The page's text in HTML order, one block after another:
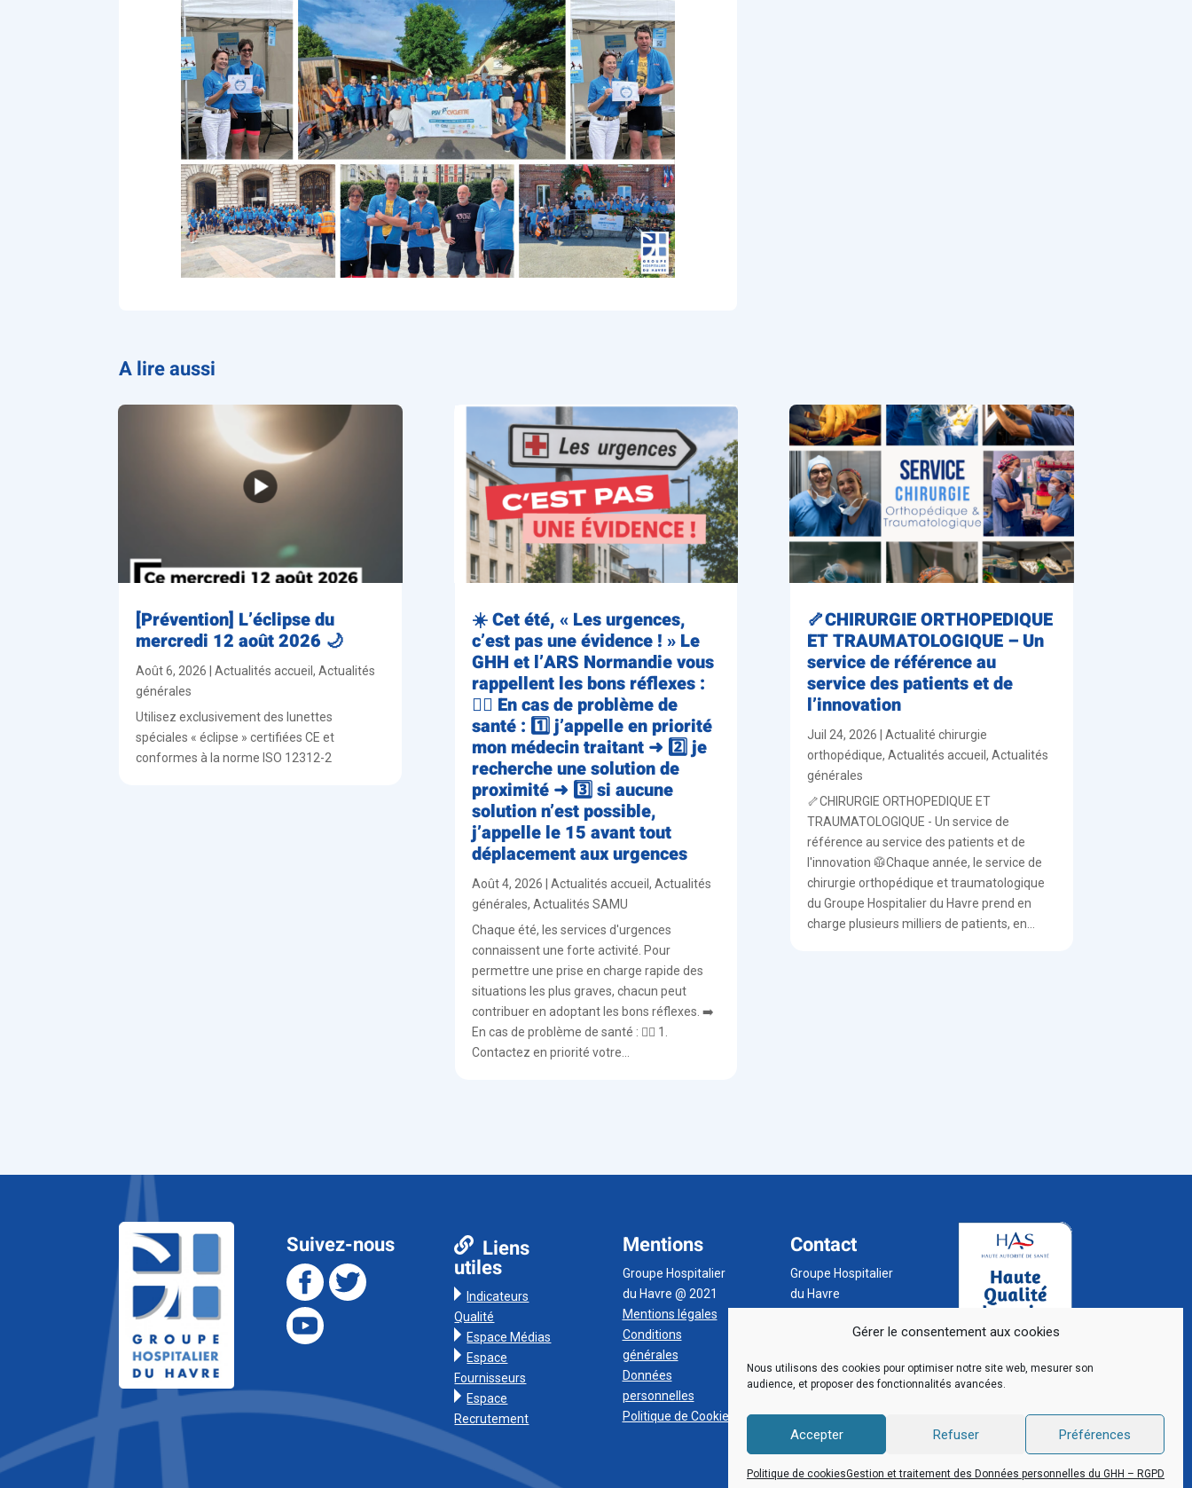
Gérer le consentement aux cookies
Nous utilisons des cookies pour optimiser notre site web, mesurer son
audience, et proposer des fonctionnalités avancées.
Accepter Refuser Préférences
Politique de cookiesGestion et traitement des Données personnelles du GHH – RGPD
A lire aussi
[Prévention] L’éclipse du
mercredi 12 août 2026 🌙
Août 6, 2026 |Actualités accueil,Actualités
générales
Utilisez exclusivement des lunettes
spéciales « éclipse » certifiées CE et
conformes à la norme ISO 12312-2
☀️ Cet été, « Les urgences,
c’est pas une évidence ! » Le
GHH et l’ARS Normandie vous
rappellent les bons réflexes :
👨‍⚕️ En cas de problème de
santé : 1️⃣ j’appelle en priorité
mon médecin traitant ➜ 2️⃣ je
recherche une solution de
proximité ➜ 3️⃣ si aucune
solution n’est possible,
j’appelle le 15 avant tout
déplacement aux urgences
Août 4, 2026 Actualités accueil , Actualités
générales, Actualités SAMU
Chaque été, les services d'urgences
connaissent une forte activité. Pour
permettre une prise en charge rapide des
situations les plus graves, chacun peut
contribuer en adoptant les bons réflexes. ➡️
En cas de problème de santé : 👨‍⚕️ 1.
Contactez en priorité votre...
🦴CHIRURGIE ORTHOPEDIQUE
ET TRAUMATOLOGIQUE – Un
service de référence au
service des patients et de
l’innovation
Juil 24, 2026
Actualité chirurgie
orthopédique, Actualités accueil , Actualités
générales
🦴CHIRURGIE ORTHOPEDIQUE ET
TRAUMATOLOGIQUE - Un service de
référence au service des patients et de
l'innovation 🥼Chaque année, le service de
chirurgie orthopédique et traumatologique
du Groupe Hospitalier du Havre prend en
charge plusieurs milliers de patients, en...
Suivez-nous Liens
utiles
Indicateurs
Qualité
Espace Médias
Espace
Fournisseurs
Espace
Recrutement
Mentions
Groupe Hospitalier
du Havre @ 2021
Mentions légales
Conditions
générales
Données
personnelles
Politique de Cookies
Contact
Groupe Hospitalier
du Havre
76 083 Le Havre
02 32 73 32 32